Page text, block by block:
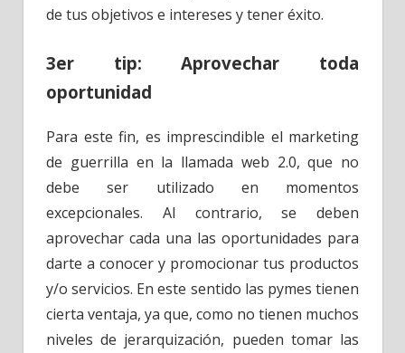
de tus objetivos e intereses y tener éxito.
3er tip: Aprovechar toda
oportunidad
Para este fin, es imprescindible el marketing
de guerrilla en la llamada web 2.0, que no
debe ser utilizado en momentos
excepcionales. Al contrario, se deben
aprovechar cada una las oportunidades para
darte a conocer y promocionar tus productos
y/o servicios. En este sentido las pymes tienen
cierta ventaja, ya que, como no tienen muchos
niveles de jerarquización, pueden tomar las